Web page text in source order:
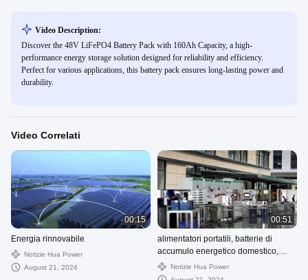
Video Description:
Discover the 48V LiFePO4 Battery Pack with 160Ah Capacity, a high-
performance energy storage solution designed for reliability and efficiency.
Perfect for various applications, this battery pack ensures long-lasting power and
durability.
Video Correlati
00:15
Energia rinnovabile
Notizie Hua Power
August 21, 2024
00:51
alimentatori portatili, batterie di
accumulo energetico domestico,
armadi commerciali di accumulo
energetico
Notizie Hua Power